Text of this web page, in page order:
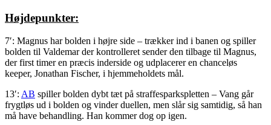
Højdepunkter:
7′: Magnus har bolden i højre side – trækker ind i banen og spiller
bolden til Valdemar der kontrolleret sender den tilbage til Magnus,
der first timer en præcis inderside og udplacerer en chanceløs
keeper, Jonathan Fischer, i hjemmeholdets mål.
13′: AB spiller bolden dybt tæt på straffesparkspletten – Vang går
frygtløs ud i bolden og vinder duellen, men slår sig samtidig, så han
må have behandling. Han kommer dog op igen.